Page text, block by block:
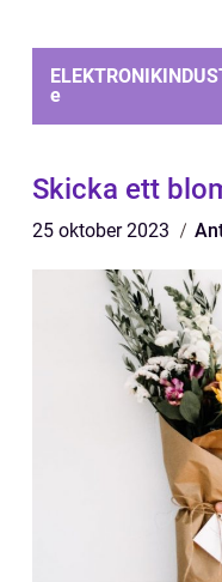
e
Skicka ett
25 oktober 2023